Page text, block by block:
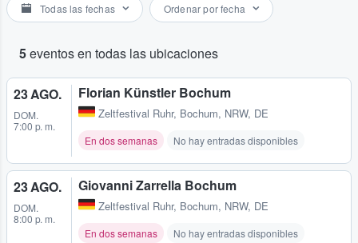
Todas las fechas Ordenar por fecha
5eventos en todas las ubicaciones
23 AGO.
DOM.
7:00 p. m.
Florian Künstler Bochum
Zeltfestival Ruhr, Bochum, NRW, DE
En dos semanas No hay entradas disponibles
23 AGO.
DOM.
8:00 p. m.
Giovanni Zarrella Bochum
Zeltfestival Ruhr, Bochum, NRW, DE
En dos semanas No hay entradas disponibles